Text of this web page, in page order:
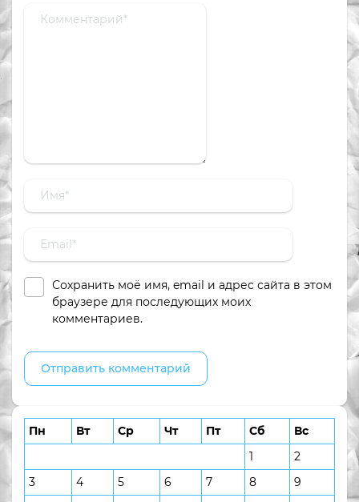
Сохранить моё имя, email и адрес сайта в этом
браузере для последующих моих
комментариев.
Пн Вт Ср Чт Пт Сб
Вс
1
2
3
4 5 6 7 8
9